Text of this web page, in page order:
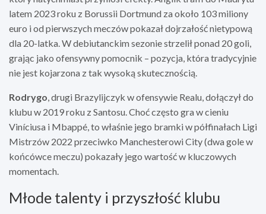
latem 2023 roku z Borussii Dortmund za około 103 miliony
euro i od pierwszych meczów pokazał dojrzałość nietypową
dla 20-latka. W debiutanckim sezonie strzelił ponad 20 goli,
grając jako ofensywny pomocnik – pozycja, która tradycyjnie
nie jest kojarzona z tak wysoką skutecznością.
Rodrygo, drugi Brazylijczyk w ofensywie Realu, dołączył do
klubu w 2019 roku z Santosu. Choć często gra w cieniu
Viníciusa i Mbappé, to właśnie jego bramki w półfinałach Ligi
Mistrzów 2022 przeciwko Manchesterowi City (dwa gole w
końcówce meczu) pokazały jego wartość w kluczowych
momentach.
Młode talenty i przyszłość klubu